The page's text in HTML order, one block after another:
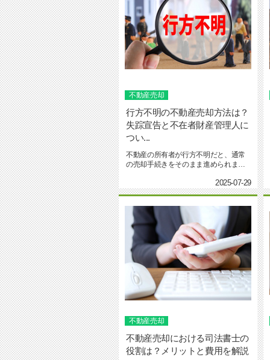
不動産売却
行方不明の不動産売却方法は？
失踪宣告と不在者財産管理人に
つい...
不動産の所有者が行方不明だと、通常
の売却手続きをそのまま進められませ
2025-07-29
不動産売却
不動産売却における司法書士の
役割は？メリットと費用を解説